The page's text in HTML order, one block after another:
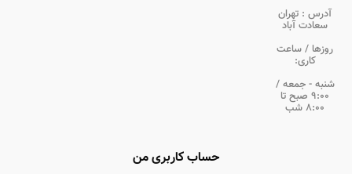
آدرس : تهران
سعادت آباد
روزها / ساعت
کاری:
شنبه - جمعه /
9:00 صبح تا
8:00 شب
حساب کاربری من